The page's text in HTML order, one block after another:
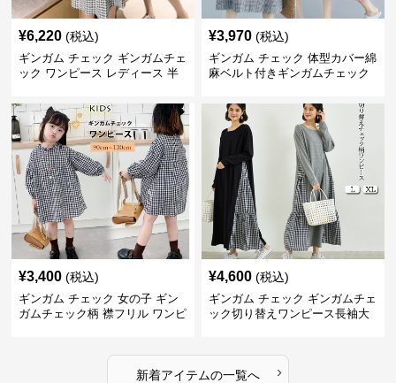
¥6,220 (税込)
ギンガム チェック ギンガムチェ
ック ワンピース レディース 半
¥3,970 (税込)
ギンガム チェック 体型カバー綿
麻ベルト付きギンガムチェック
¥3,400 (税込)
ギンガム チェック 女の子 ギン
ガムチェック柄 襟フリル ワンピ
¥4,600 (税込)
ギンガム チェック ギンガムチェ
ック切り替えワンピース長袖大
新着アイテムの一覧へ ›